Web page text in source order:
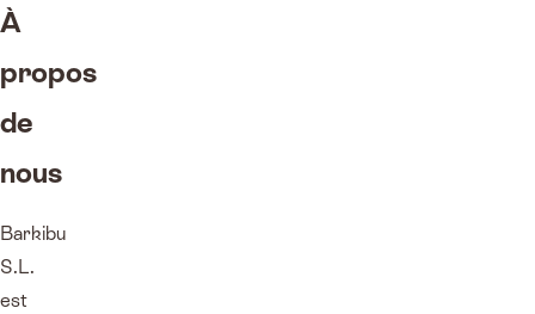
À
propos
de
nous
Barkibu
S.L.
est